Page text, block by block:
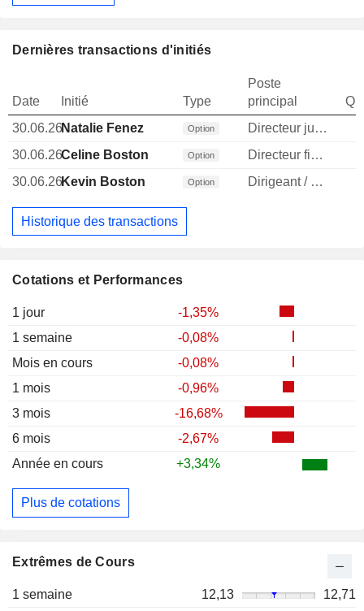
Cotations et Performances
1 jour
-1,35%
1 semaine
-0,08%
Mois en cours
-0,08%
1 mois
-0,96%
3 mois
-16,68%
6 mois
-2,67%
Année en cours
+3,34%
Plus de cotations
Extrêmes de Cours
1 semaine 12,13
12,71
Dernières transactions d'initiés
Date Initié Type
Poste
principal
30.06.26Natalie Fenez Option
Directeur juridique
30.06.26Celine Boston Option
Directeur financier
30.06.26Kevin Boston Option Dirigeant / cadre principal
Historique des transactions